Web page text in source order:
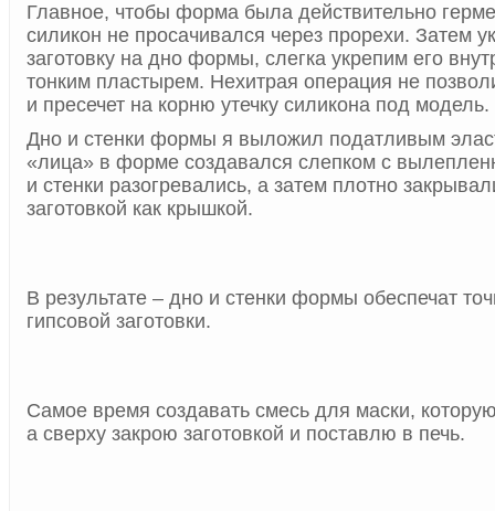
Главное, чтобы форма была действительно
силикон не просачивался через прорехи. Затем
заготовку на дно формы, слегка укрепим его
тонким пластырем. Нехитрая операция не
и пресечет на корню утечку силикона под модель.
Дно и стенки формы я выложил податливым
«лица» в форме создавался слепком с
и стенки разогревались, а затем плотно
заготовкой как крышкой.
В результате – дно и стенки формы обеспечат
гипсовой заготовки.
Самое время создавать смесь для маски,
а сверху закрою заготовкой и поставлю в печь.